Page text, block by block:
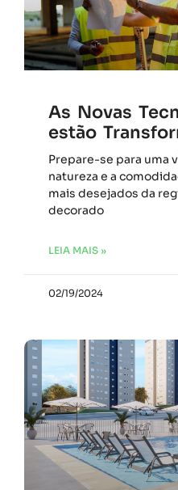
As Novas
estão
Prepare-se para uma
natureza e a
mais desejados da
decorado
LEIA MAIS »
02/19/2024